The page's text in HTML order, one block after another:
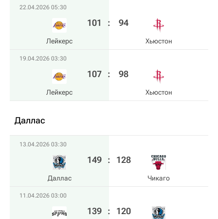
22.04.2026 05:30
Лейкерс
101 : 94
Хьюстон
19.04.2026 03:30
Лейкерс
107 : 98
Хьюстон
Даллас
13.04.2026 03:30
Даллас
149 : 128
Чикаго
11.04.2026 03:00
139 : 120